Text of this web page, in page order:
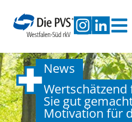
News
Wertschätzend
Sie gut
Motivation für